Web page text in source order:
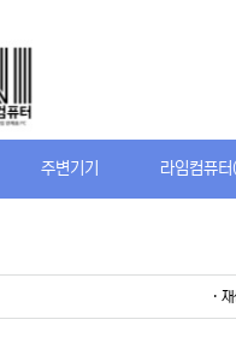
주변기기 라임컴퓨
·